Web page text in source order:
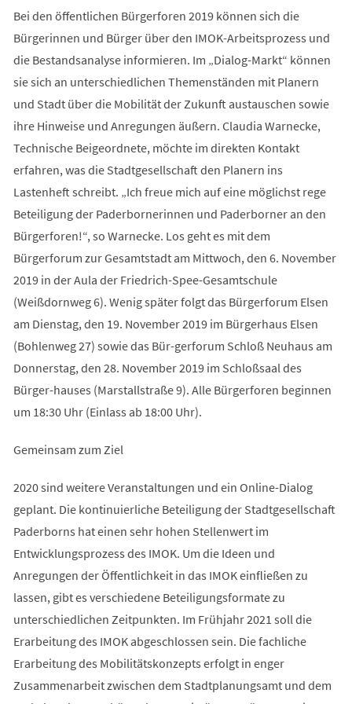
Bei den öffentlichen Bürgerforen 2019 können sich die
Bürgerinnen und Bürger über den IMOK-Arbeitsprozess und
die Bestandsanalyse informieren. Im „Dialog-Markt“ können
sie sich an unterschiedlichen Themenständen mit Planern
und Stadt über die Mobilität der Zukunft austauschen sowie
ihre Hinweise und Anregungen äußern. Claudia Warnecke,
Technische Beigeordnete, möchte im direkten Kontakt
erfahren, was die Stadtgesellschaft den Planern ins
Lastenheft schreibt. „Ich freue mich auf eine möglichst rege
Beteiligung der Paderbornerinnen und Paderborner an den
Bürgerforen!“, so Warnecke. Los geht es mit dem
Bürgerforum zur Gesamtstadt am Mittwoch, den 6. November
2019 in der Aula der Friedrich-Spee-Gesamtschule
(Weißdornweg 6). Wenig später folgt das Bürgerforum Elsen
am Dienstag, den 19. November 2019 im Bürgerhaus Elsen
(Bohlenweg 27) sowie das Bür-gerforum Schloß Neuhaus am
Donnerstag, den 28. November 2019 im Schloßsaal des
Bürger-hauses (Marstallstraße 9). Alle Bürgerforen beginnen
um 18:30 Uhr (Einlass ab 18:00 Uhr).
Gemeinsam zum Ziel
2020 sind weitere Veranstaltungen und ein Online-Dialog
geplant. Die kontinuierliche Beteiligung der Stadtgesellschaft
Paderborns hat einen sehr hohen Stellenwert im
Entwicklungsprozess des IMOK. Um die Ideen und
Anregungen der Öffentlichkeit in das IMOK einﬂießen zu
lassen, gibt es verschiedene Beteiligungsformate zu
unterschiedlichen Zeitpunkten. Im Frühjahr 2021 soll die
Erarbeitung des IMOK abgeschlossen sein. Die fachliche
Erarbeitung des Mobilitätskonzepts erfolgt in enger
Zusammenarbeit zwischen dem Stadtplanungsamt und dem